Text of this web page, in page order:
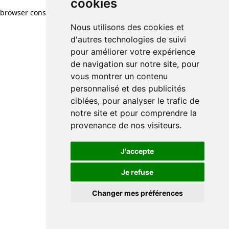
cookies
Nous utilisons des cookies et
d'autres technologies de suivi
pour améliorer votre expérience
de navigation sur notre site, pour
vous montrer un contenu
personnalisé et des publicités
ciblées, pour analyser le trafic de
notre site et pour comprendre la
provenance de nos visiteurs.
J'accepte
Je refuse
Changer mes préférences
browser console for more information)